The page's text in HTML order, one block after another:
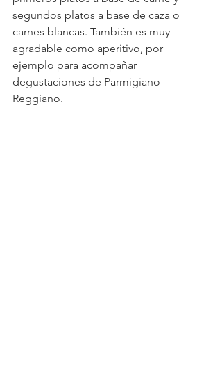
segundos platos a base de caza o
carnes blancas. También es muy
agradable como aperitivo, por
ejemplo para acompañar
degustaciones de Parmigiano
Reggiano.